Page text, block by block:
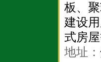
板、
建设
式房
地址：